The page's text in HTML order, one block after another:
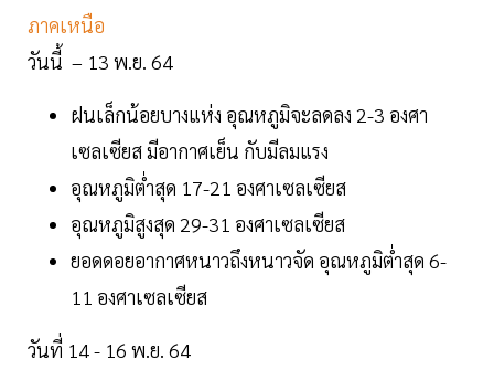
ภาคเหนือ
วันนี้ – 13 พ.ย. 64
ฝนเล็กน้อยบางแห่ง อุณหภูมิจะลดลง 2-3 องศา
เซลเซียส มีอากาศเย็น กับมีลมแรง
อุณหภูมิต่ำสุด 17-21 องศาเซลเซียส
อุณหภูมิสูงสุด 29-31 องศาเซลเซียส
ยอดดอยอากาศหนาวถึงหนาวจัด อุณหภูมิต่ำสุด 6-
11 องศาเซลเซียส
วันที่ 14 - 16 พ.ย. 64